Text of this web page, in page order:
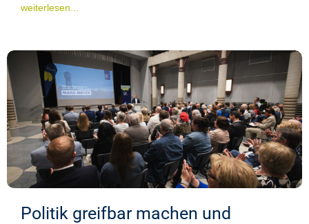
weiterlesen...
Politik greifbar machen und